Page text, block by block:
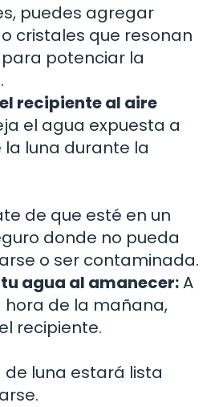
puedes agregar
cristales que resonan
potenciar la
recipiente al aire
el agua expuesta a
la luna durante la
de que esté en un
donde no pueda
o ser contaminada.
agua al amanecer:A
hora de la mañana,
recipiente.
de luna estará lista